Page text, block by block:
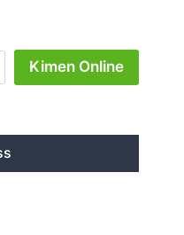
Kimen Online